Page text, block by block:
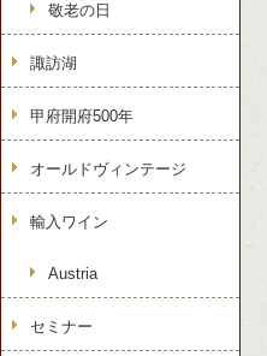
敬老の日
諏訪湖
甲府開府500年
オールドヴィンテージ
輸入ワイン
Austria
セミナー